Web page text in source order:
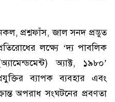
প্রশ্নফাঁস, জাল সনদ প্রস্তুত
লক্ষ্যে ‘দ্য পাবলিক
অ্যাক্ট, ১৯৮০’
ব্যাপক ব্যবহার এবং
অপরাধ সংঘটনের প্রবণতা